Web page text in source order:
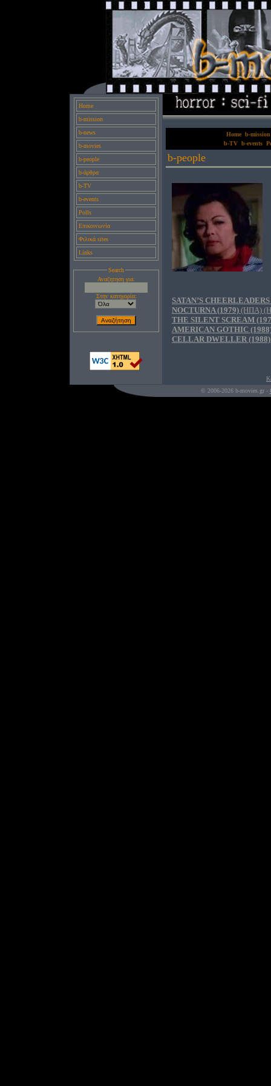
Home
b-mission
b-news
b-movies
b-people
b-άρθρα
b-TV
b-events
Polls
Επικοινωνία
Φιλικά sites
Links
Search
Αναζητηση για:
Στην κατηγορία:
Home b-mission
b-TV b-events
b-people
SATAN’S
NOCTURNA (1979) (ΗΠΑ)
THE SILENT SCREAM
AMERICAN GOTHIC
CELLAR DWELLER (1988)
© 2006-2026 b-movies.gr -